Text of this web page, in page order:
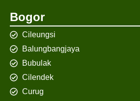
Bogor
Cileungsi
Balungbangjaya
Bubulak
Cilendek
Curug